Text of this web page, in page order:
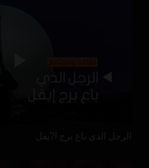
الرجل الذي باع برج ا?يفل